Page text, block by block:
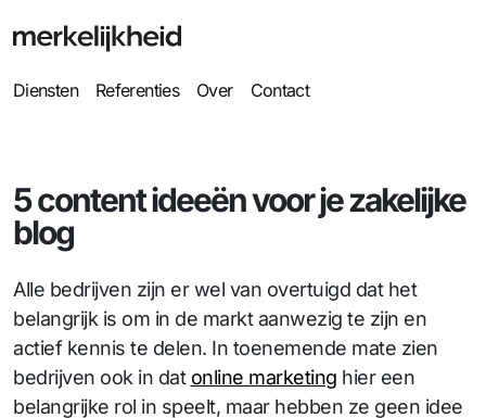
Diensten Referenties Over Contact
5 content ideeën voor je zakelijke
blog
Alle bedrijven zijn er wel van overtuigd dat het
belangrijk is om in de markt aanwezig te zijn en
actief kennis te delen. In toenemende mate zien
bedrijven ook in dat online marketing hier een
belangrijke rol in speelt, maar hebben ze geen idee